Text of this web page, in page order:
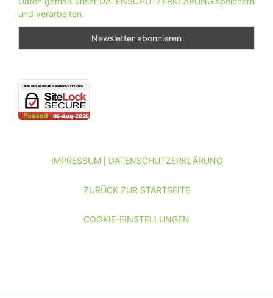
und verarbeiten.
IMPRESSUM| DATENSCHUTZERKLÄRUNG
ZURÜCK ZUR STARTSEITE
COOKIE-EINSTELLUNGEN